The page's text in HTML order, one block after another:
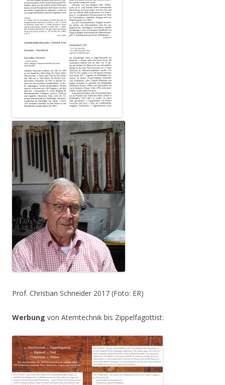
Prof. Christian Schneider 2017 (Foto: ER)
Werbung von Atemtechnik bis Zippelfagottist: